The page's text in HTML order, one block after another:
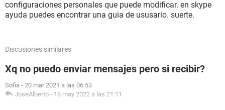
configuraciones personales que puede modificar. en skype
ayuda puedes encontrar una guia de ususario. suerte.
Discusiones similares
Xq no puedo enviar mensajes pero si recibir?
Sofia - 20 mar 2021 a las 06:53
JoseAlberto - 18 may 2022 a las 21:11